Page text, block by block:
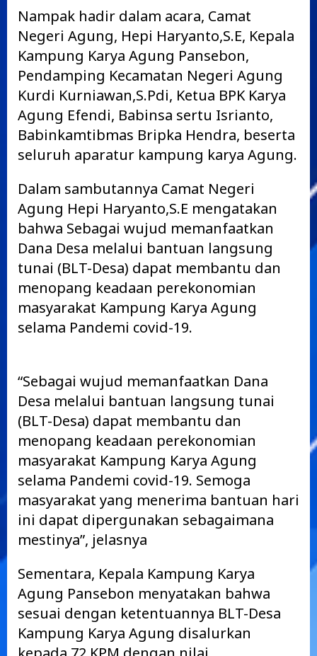
Nampak hadir dalam acara, Camat
Negeri Agung, Hepi Haryanto,S.E, Kepala
Kampung Karya Agung Pansebon,
Pendamping Kecamatan Negeri Agung
Kurdi Kurniawan,S.Pdi, Ketua BPK Karya
Agung Efendi, Babinsa sertu Isrianto,
Babinkamtibmas Bripka Hendra, beserta
seluruh aparatur kampung karya Agung.
Dalam sambutannya Camat Negeri
Agung Hepi Haryanto,S.E mengatakan
bahwa Sebagai wujud memanfaatkan
Dana Desa melalui bantuan langsung
tunai (BLT-Desa) dapat membantu dan
menopang keadaan perekonomian
masyarakat Kampung Karya Agung
selama Pandemi covid-19.
“Sebagai wujud memanfaatkan Dana
Desa melalui bantuan langsung tunai
(BLT-Desa) dapat membantu dan
menopang keadaan perekonomian
masyarakat Kampung Karya Agung
selama Pandemi covid-19. Semoga
masyarakat yang menerima bantuan hari
ini dapat dipergunakan sebagaimana
mestinya”, jelasnya
Sementara, Kepala Kampung Karya
Agung Pansebon menyatakan bahwa
sesuai dengan ketentuannya BLT-Desa
Kampung Karya Agung disalurkan